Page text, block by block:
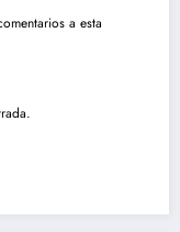
a esta